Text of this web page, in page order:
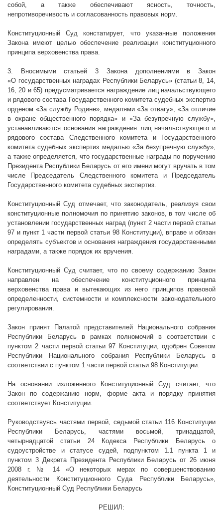
собой, а также обеспечивают ясность, точность,
непротиворечивость и согласованность правовых норм.
Конституционный Суд констатирует, что указанные положения
Закона имеют целью обеспечение реализации конституционного
принципа верховенства права.
3. Вносимыми статьей 3 Закона дополнениями в Закон
«О государственных наградах Республики Беларусь» (статьи 8, 14,
16, 20 и 65) предусматривается награждение лиц начальствующего
и рядового состава Государственного комитета судебных экспертиз
орденом «За службу Родине», медалями «За отвагу», «За отличие
в охране общественного порядка» и «За безупречную службу»,
устанавливаются основания награждения лиц начальствующего и
рядового состава Следственного комитета и Государственного
комитета судебных экспертиз медалью «За безупречную службу»,
а также определяется, что государственные награды по поручению
Президента Республики Беларусь от его имени могут вручать в том
числе Председатель Следственного комитета и Председатель
Государственного комитета судебных экспертиз.
Конституционный Суд отмечает, что законодатель, реализуя свои
конституционные полномочия по принятию законов, в том числе об
установлении государственных наград (пункт 2 части первой статьи
97 и пункт 1 части первой статьи 98 Конституции), вправе и обязан
определять субъектов и основания награждения государственными
наградами, а также порядок их вручения.
Конституционный Суд считает, что по своему содержанию Закон
направлен на обеспечение конституционного принципа
верховенства права и вытекающих из него принципов правовой
определенности, системности и комплексности законодательного
регулирования.
Закон принят Палатой представителей Национального собрания
Республики Беларусь в рамках полномочий в соответствии с
пунктом 2 части первой статьи 97 Конституции, одобрен Советом
Республики Национального собрания Республики Беларусь в
соответствии с пунктом 1 части первой статьи 98 Конституции.
На основании изложенного Конституционный Суд считает, что
Закон по содержанию норм, форме акта и порядку принятия
соответствует Конституции.
Руководствуясь частями первой, седьмой статьи 116 Конституции
Республики Беларусь, частями восьмой, тринадцатой,
четырнадцатой статьи 24 Кодекса Республики Беларусь о
судоустройстве и статусе судей, подпунктом 1.1 пункта 1 и
пунктом 3 Декрета Президента Республики Беларусь от 26 июня
2008 г. № 14 «О некоторых мерах по совершенствованию
деятельности Конституционного Суда Республики Беларусь»,
Конституционный Суд Республики Беларусь
РЕШИЛ: